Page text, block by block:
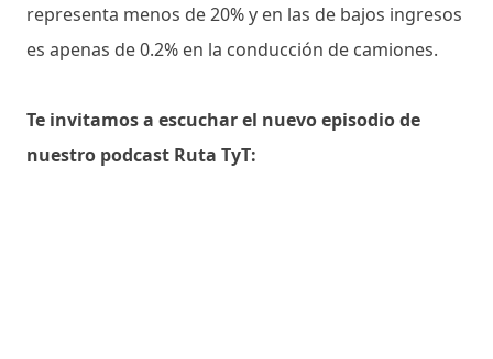
representa menos de 20% y en las de bajos ingresos
es apenas de 0.2% en la conducción de camiones.
Te invitamos a escuchar el nuevo episodio de
nuestro podcast Ruta TyT: